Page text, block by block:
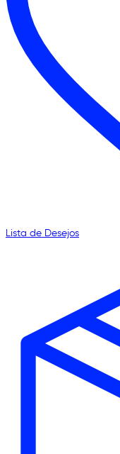
Lista de Desejos